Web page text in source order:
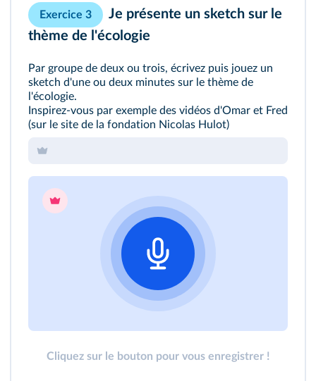
Exercice 3
Je présente un sketch sur le
thème de l'écologie
Par groupe de deux ou trois, écrivez puis jouez un
sketch d'une ou deux minutes sur le thème de
l'écologie.
Inspirez-vous par exemple des vidéos d'Omar et Fred
(sur le site de la fondation Nicolas Hulot)
Cliquez sur le bouton pour vous enregistrer !